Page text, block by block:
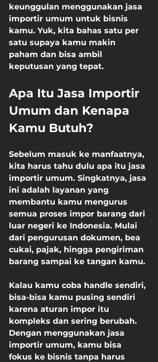
keunggulan menggunakan jasa
importir umum untuk bisnis
kamu. Yuk, kita bahas satu per
satu supaya kamu makin
paham dan bisa ambil
keputusan yang tepat.
Apa Itu Jasa Importir
Umum dan Kenapa
Kamu Butuh?
Sebelum masuk ke manfaatnya,
kita harus tahu dulu apa itu jasa
importir umum. Singkatnya, jasa
ini adalah layanan yang
membantu kamu mengurus
semua proses impor barang dari
luar negeri ke Indonesia. Mulai
dari pengurusan dokumen, bea
cukai, pajak, hingga pengiriman
barang sampai ke tangan kamu.
Kalau kamu coba handle sendiri,
bisa-bisa kamu pusing sendiri
karena aturan impor itu
kompleks dan sering berubah.
Dengan menggunakan jasa
importir umum, kamu bisa
fokus ke bisnis tanpa harus